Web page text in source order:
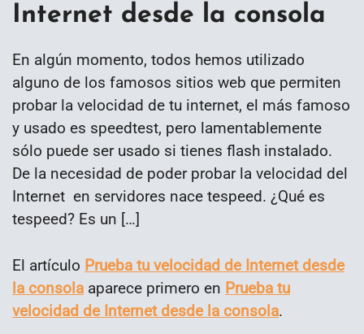
Internet desde la consola
En algún momento, todos hemos utilizado
alguno de los famosos sitios web que permiten
probar la velocidad de tu internet, el más famoso
y usado es speedtest, pero lamentablemente
sólo puede ser usado si tienes flash instalado.
De la necesidad de poder probar la velocidad del
Internet en servidores nace tespeed. ¿Qué es
tespeed? Es un […]
El artículo Prueba tu velocidad de Internet desde
la consola aparece primero en Prueba tu
velocidad de Internet desde la consola.